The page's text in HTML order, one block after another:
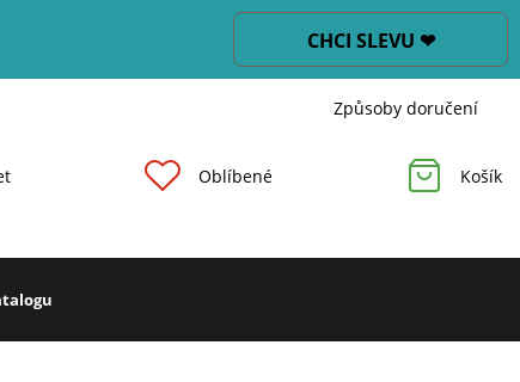
CHCI SLEVU ❤
Způsoby doručení
Oblíbené Košík